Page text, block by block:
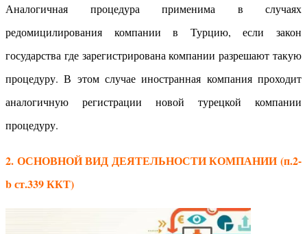
Аналогичная процедура применима в случаях
редомицилирования компании в Турцию, если закон
государства где зарегистрирована компании разрешают такую
процедуру. В этом случае иностранная компания проходит
аналогичную регистрации новой турецкой компании
процедуру.
2. ОСНОВНОЙ ВИД ДЕЯТЕЛЬНОСТИ КОМПАНИИ (п.2-
b ст.339 ККТ)